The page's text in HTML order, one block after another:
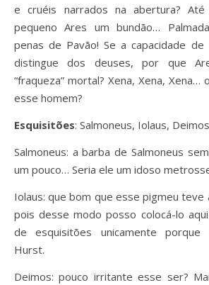
e cruéis narrados na abertura?
pequeno Ares um bundão…
penas de Pavão! Se a capacidade
distingue dos deuses, por que
“fraqueza” mortal? Xena, Xena,
esse homem?
Esquisitões: Salmoneus, Iolaus, Deimos
Salmoneus: a barba de Salmoneus
um pouco… Seria ele um idoso
Iolaus: que bom que esse pigmeu teve
pois desse modo posso colocá-lo
de esquisitões unicamente porque
Hurst.
Deimos: pouco irritante esse ser?